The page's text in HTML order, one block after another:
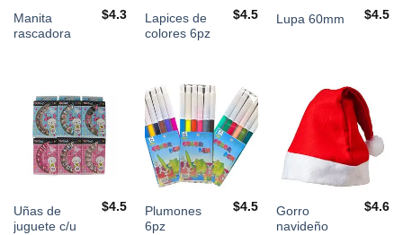
Manita
rascadora
$4.3
Lapices de
colores 6pz
$4.5 Lupa 60mm $4.5
Uñas de
juguete c/u
$4.5
Plumones
6pz
$4.5
Gorro
navideño
$4.6